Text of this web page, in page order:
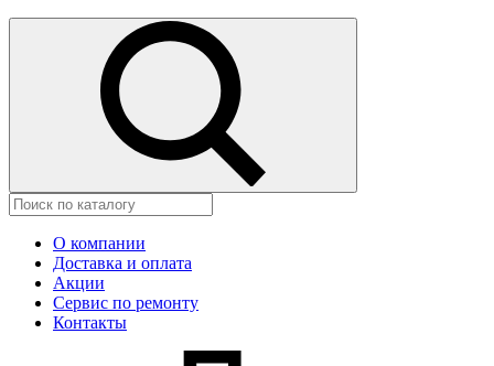
О компании
Доставка и оплата
Акции
Сервис по ремонту
Контакты